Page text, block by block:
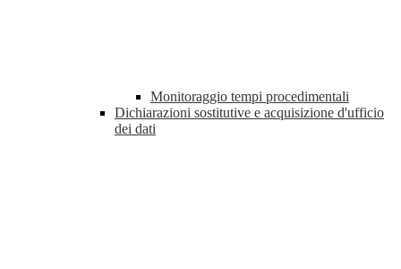
Monitoraggio tempi procedimentali
Dichiarazioni sostitutive e acquisizione d'ufficio
dei dati